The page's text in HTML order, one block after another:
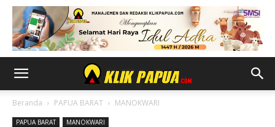
Beranda PAPUA BARAT MANOKWARI
PAPUA BARAT MANOKWARI